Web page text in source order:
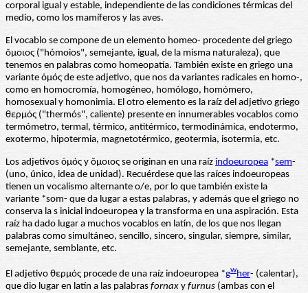
corporal igual y estable, independiente de las condiciones térmicas del
medio, como los mamíferos y las aves.
El vocablo se compone de un elemento homeo- procedente del griego
ὅμοιος ("hómoios", semejante, igual, de la misma naturaleza), que
tenemos en palabras como homeopatía. También existe en griego una
variante ὁμός de este adjetivo, que nos da variantes radicales en homo-,
como en homocromía, homogéneo, homólogo, homómero,
homosexual y homonimia. El otro elemento es la raíz del adjetivo griego
θερμός ("thermós", caliente) presente en innumerables vocablos como
termómetro, termal, térmico, antitérmico, termodinámica, endotermo,
exotermo, hipotermia, magnetotérmico, geotermia, isotermia, etc.
Los adjetivos ὁμός y ὅμοιος se originan en una raíz indoeuropea *sem-
(uno, único, idea de unidad). Recuérdese que las raíces indoeuropeas
tienen un vocalismo alternante o/e, por lo que también existe la
variante *som- que da lugar a estas palabras, y además que el griego no
conserva la s inicial indoeuropea y la transforma en una aspiración. Esta
raíz ha dado lugar a muchos vocablos en latín, de los que nos llegan
palabras como simultáneo, sencillo, sincero, singular, siempre, similar,
semejante, semblante, etc.
El adjetivo θερμός procede de una raíz indoeuropea *gwher- (calentar),
que dio lugar en latín a las palabras fornax y furnus (ambas con el